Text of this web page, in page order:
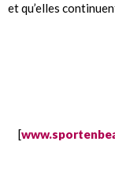
et qu’elles
[